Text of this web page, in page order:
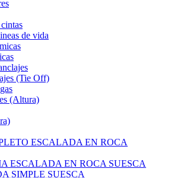
de vida
(Tie Off)
(Altura)
ESCALADA EN ROCA
ESCALADA EN ROCA SUESCA
SIMPLE SUESCA